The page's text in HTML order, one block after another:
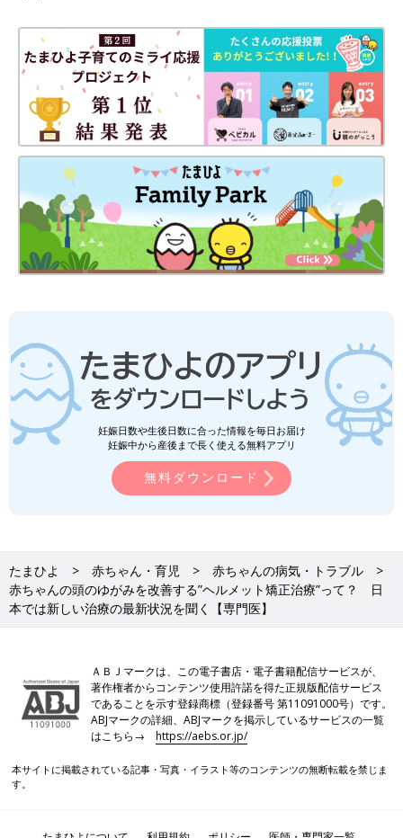
「頭の形、顔のぶつぶつ、目やに…」生
後すぐベビーの気になる体の様子、小児
科医がQ＆A解説
小児科医で３人の子どものパパでもある黒澤照
喜先生は「赤ちゃんが0歳であるように、初め
ての育児に奮闘するママ・パパも親としては0
歳。何もかも初めてで当たり前です」と言いま
す。今回は、「赤ちゃんの体のちょっとした疑
問」について黒澤先生が答えます。
細野先生は「頭蓋縫合早期癒合症や水頭症などの病気がある場合
はその治療が優先され、頭の変形が重度であっても、頭の左右一
方が斜めにゆがむ位置的斜頭症であれば『必ずしもやらなければ
いけない治療』ではないといいます。
まず大切なのは、新生児期から向き癖による頭の変形を防ぐこと
です。神経質になり過ぎる必要はありませんが、赤ちゃんが起き
小児の頭蓋健診・治療ハンドブック （編著・日本頭蓋健
診治療研究会）
妊娠日数や生後日数に合った情報を毎日お届け
妊娠中から産後まで長く使える無料アプリ
無料ダウンロード
たまひよ 赤ちゃん・育児
赤ちゃんの病気・トラブル
赤ちゃんの頭のゆがみを改善する”ヘルメット矯正治療”って？ 日
本では新しい治療の最新状況を聞く【専門医】
ＡＢＪマークは、この電子書店・電子書籍配信サービスが、
著作権者からコンテンツ使用許諾を得た正規版配信サービス
であることを示す登録商標（登録番号 第11091000号）です。
ABJマークの詳細、ABJマークを掲示しているサービスの一覧
はこちら→https://aebs.or.jp/
本サイトに掲載されている記事・写真・イラスト等のコンテンツの無断転載を禁じま
す。